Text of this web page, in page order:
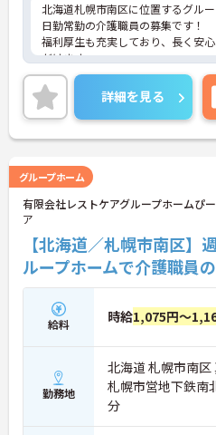
北海道札幌市南区に位置するグルー
日勤常勤の介護職員の募集です！
福利厚生も充実しており、長く安
だけます。
残業は少なめなので、お仕事終わ
な時間も充実可能です♪
ご興味ある方には、面接対策ポイ
詳細をお話しいたしますのでお気
い！
詳細を見る
グループホーム
有限会社レストケアグループホームぴ
ア
【北海道／札幌市南区
ループホームで介護職員
給料 時給1,075円～
勤務地
北海道 札幌市南
札幌市営地下鉄南
分